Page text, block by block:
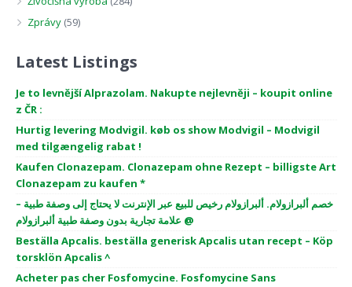
Zprávy (59)
Latest Listings
Je to levnější Alprazolam. Nakupte nejlevněji – koupit online
z ČR :
Hurtig levering Modvigil. køb os show Modvigil – Modvigil
med tilgængelig rabat !
Kaufen Clonazepam. Clonazepam ohne Rezept – billigste Art
Clonazepam zu kaufen *
خصم ألبرازولام. ألبرازولام رخيص للبيع عبر الإنترنت لا يحتاج إلى وصفة طبية –
علامة تجارية بدون وصفة طبية ألبرازولام @
Beställa Apcalis. beställa generisk Apcalis utan recept – Köp
torsklön Apcalis ^
Acheter pas cher Fosfomycine. Fosfomycine Sans